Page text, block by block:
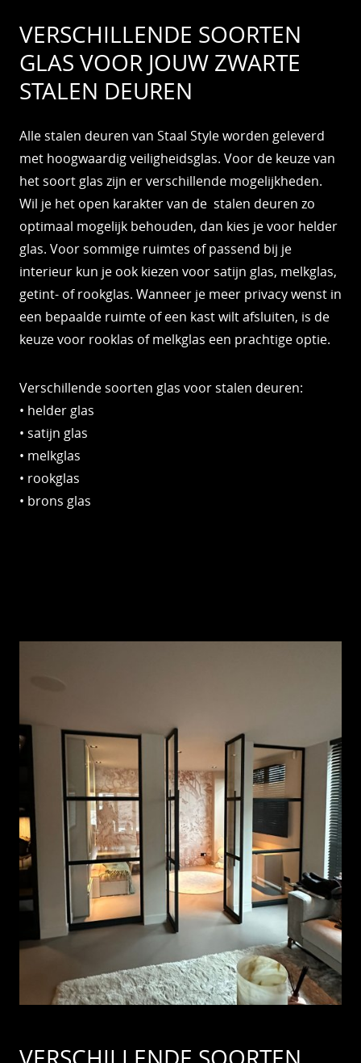
VERSCHILLENDE SOORTEN
GLAS VOOR JOUW ZWARTE
STALEN DEUREN
Alle stalen deuren van Staal Style worden geleverd
met hoogwaardig veiligheidsglas. Voor de keuze van
het soort glas zijn er verschillende mogelijkheden.
Wil je het open karakter van de stalen deuren zo
optimaal mogelijk behouden, dan kies je voor helder
glas. Voor sommige ruimtes of passend bij je
interieur kun je ook kiezen voor satijn glas, melkglas,
getint- of rookglas. Wanneer je meer privacy wenst in
een bepaalde ruimte of een kast wilt afsluiten, is de
keuze voor rooklas of melkglas een prachtige optie.
Verschillende soorten glas voor stalen deuren:
• helder glas
• satijn glas
• melkglas
• rookglas
• brons glas